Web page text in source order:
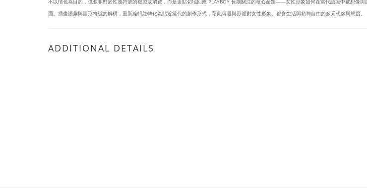
不以情色為目的，也並非對於性感符號的複製或消費，而是更貼切地回應 PLAYBOY 長期關注的核心命題——女性形象如何在當代語境中被想像
面、插畫語彙與圖形符號的解構，重新編輯並轉化為貼近當代的創作形式，藉此傳遞與形塑對女性形象、都會生活與精神自由的多元想像與態度。
ADDITIONAL DETAILS